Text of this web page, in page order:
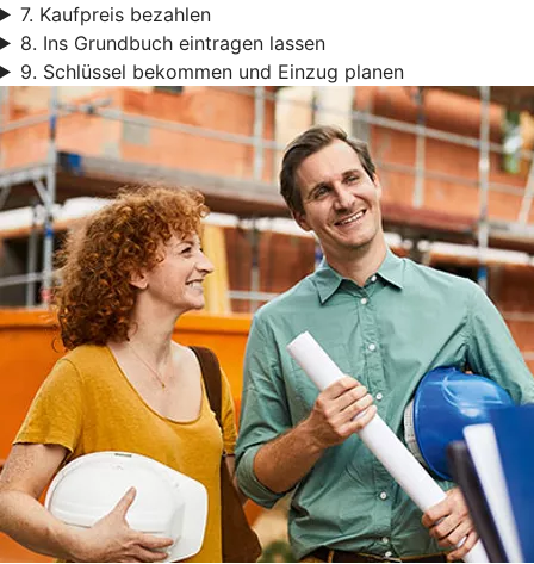
7. Kaufpreis bezahlen
8. Ins Grundbuch eintragen lassen
9. Schlüssel bekommen und Einzug planen